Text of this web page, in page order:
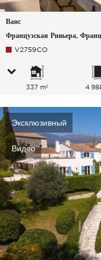
Ванс
Французская Ривьера,
V2759CO
337 m² 4
Эксклюзивный
Видео